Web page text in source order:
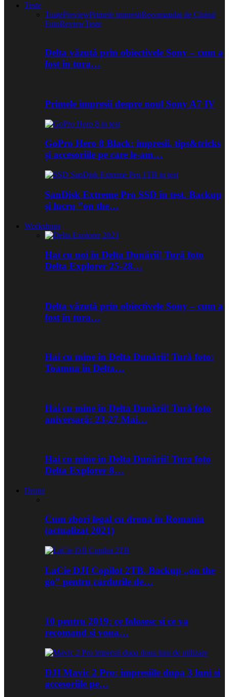
Teste
ToatePreviewPrimele impresiiRecomandat de Clubul
FotoReviewTeste
Delta văzută prin obiectivele Sony – cum a
fost în tura…
Primele impresii despre noul Sony A7 IV
GoPro Hero 8 Black: impresii, tips&tricks
și accesoriile pe care le-am…
SanDisk Extreme Pro SSD în test. Backup
și lucru ”on the…
Workshops
Hai cu noi în Delta Dunării! Tură foto
Delta Explorer 25-28…
Delta văzută prin obiectivele Sony – cum a
fost în tura…
Hai cu mine în Delta Dunării! Tură foto:
Toamna în Delta…
Hai cu mine în Delta Dunării! Tură foto
aniversară: 23-27 Mai…
Hai cu mine în Delta Dunării! Tura foto
Delta Explorer 8…
Drone
Cum zbori legal cu drona in Romania
(actualizat 2021)
LaCie DJI Copilot 2TB. Backup „on the
go” pentru cardurile de…
10 pentru 2019: ce folosesc si ce va
recomand si voua…
DJI Mavic 2 Pro: impresiile dupa 3 luni si
accesoriile pe…